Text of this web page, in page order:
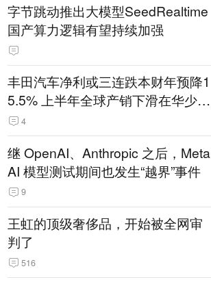
字节跳动推出大模型SeedRealtime
国产算力逻辑有望持续加强
丰田汽车净利或三连跌本财年预降1
5.5% 上半年全球产销下滑在华少卖
14.3万辆
4
继 OpenAI、Anthropic 之后，Meta
AI 模型测试期间也发生“越界”事件
9
王虹的顶级奢侈品，开始被全网审
判了
516